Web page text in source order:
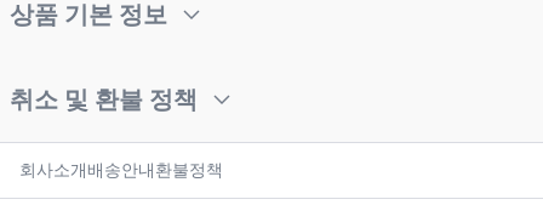
상품 기본 정보
취소 및 환불 정책
회사소개 배송안내 환불정책